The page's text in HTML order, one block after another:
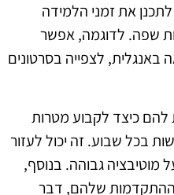
את זמני הלמידה
שפה. לדוגמה, אפשר
באנגלית, לצפייה בסרטונים
כיצד לקבוע מטרות
5 מילים חדשות בכל שבוע. זה יכול לעזור
מוטיבציה גבוהה. בנוסף,
ההתקדמות שלהם, דבר